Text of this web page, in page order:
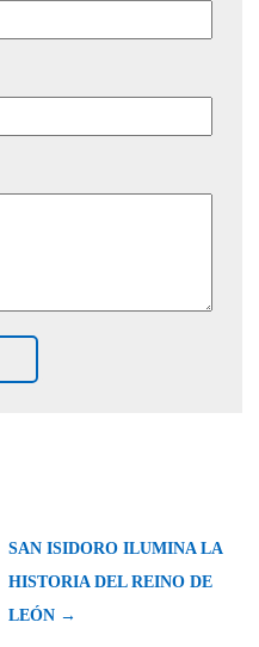
SAN ISIDORO ILUMINA LA
HISTORIA DEL REINO DE
LEÓN →